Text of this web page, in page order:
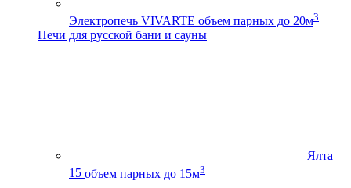
Электропечь VIVARTE объем парных до 20м3
Печи для русской бани и сауны
Ялта
15 объем парных до 15м3